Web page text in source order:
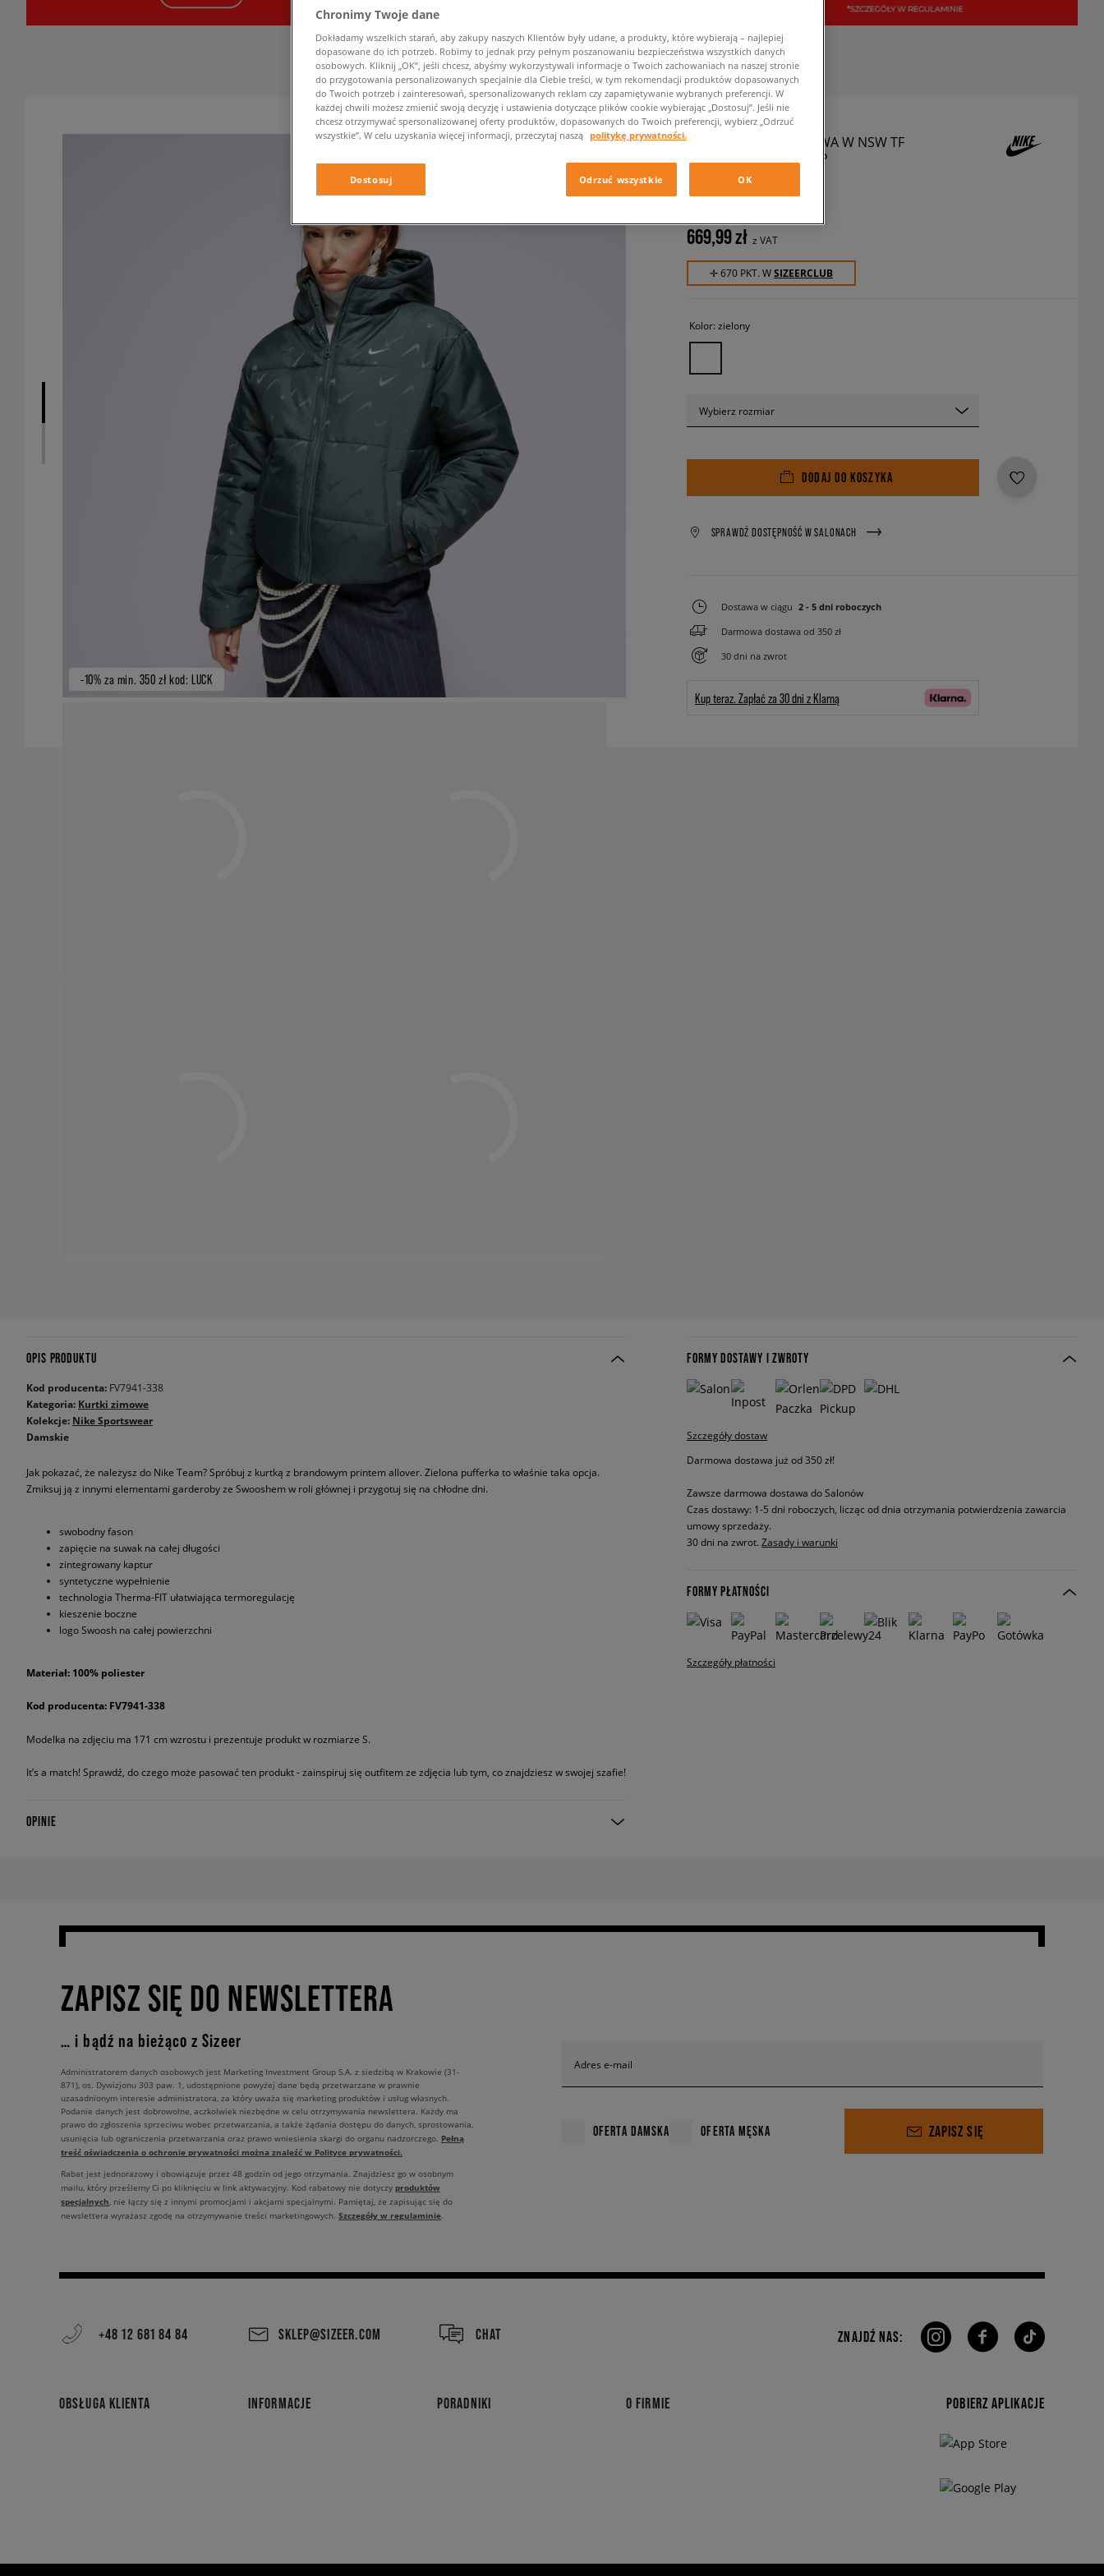
-10% za min. 350 zł kod: LUCK
NIKE KURTKA PUCHOWA W NSW TF
SNFL NK CLSC PFR AOP
damskie, kurtki zimowe
669,99 zł z VAT
✛ 670 PKT. WSIZEERCLUB
Kolor: zielony
Wybierz rozmiar
DODAJ DO KOSZYKA
SPRAWDŹ DOSTĘPNOŚĆ W SALONACH
Dostawa w ciągu 2 - 5 dni roboczych
Darmowa dostawa od 350 zł
30 dni na zwrot
Kup teraz. Zapłać za 30 dni z Klarną
OPIS PRODUKTU
Kod producenta: FV7941-338
Kategoria: Kurtki zimowe
Kolekcje: Nike Sportswear
Damskie
Jak pokazać, że należysz do Nike Team? Spróbuj z kurtką z brandowym printem allover. Zielona pufferka to właśnie taka opcja.
Zmiksuj ją z innymi elementami garderoby ze Swooshem w roli głównej i przygotuj się na chłodne dni.
swobodny fason
zapięcie na suwak na całej długości
zintegrowany kaptur
syntetyczne wypełnienie
technologia Therma-FIT ułatwiająca termoregulację
kieszenie boczne
logo Swoosh na całej powierzchni
Materiał: 100% poliester
Kod producenta: FV7941-338
Modelka na zdjęciu ma 171 cm wzrostu i prezentuje produkt w rozmiarze S.
It’s a match! Sprawdź, do czego może pasować ten produkt - zainspiruj się outfitem ze zdjęcia lub tym, co znajdziesz w swojej szafie!
OPINIE
FORMY DOSTAWY I ZWROTY
Szczegóły dostaw
Darmowa dostawa już od 350 zł!
Zawsze darmowa dostawa do Salonów
Czas dostawy: 1-5 dni roboczych, licząc od dnia otrzymania potwierdzenia zawarcia
umowy sprzedaży.
30 dni na zwrot. Zasady i warunki
FORMY PŁATNOŚCI
Szczegóły płatności
ZAPISZ SIĘ DO NEWSLETTERA
… i bądź na bieżąco z Sizeer
Adres e-mail
OFERTA DAMSKA OFERTA MĘSKA ZAPISZ SIĘ
Administratorem danych osobowych jest Marketing Investment Group S.A. z siedzibą w Krakowie (31-
871), os. Dywizjonu 303 paw. 1, udostępnione powyżej dane będą przetwarzane w prawnie
uzasadnionym interesie administratora, za który uważa się marketing produktów i usług własnych.
Podanie danych jest dobrowolne, aczkolwiek niezbędne w celu otrzymywania newslettera. Każdy ma
prawo do zgłoszenia sprzeciwu wobec przetwarzania, a także żądania dostępu do danych, sprostowania,
usunięcia lub ograniczenia przetwarzania oraz prawo wniesienia skargi do organu nadzorczego. Pełną
treść oświadczenia o ochronie prywatności można znaleźć w Polityce prywatności.
Rabat jest jednorazowy i obowiązuje przez 48 godzin od jego otrzymania. Znajdziesz go w osobnym
mailu, który prześlemy Ci po kliknięciu w link aktywacyjny. Kod rabatowy nie dotyczy produktów
specjalnych, nie łączy się z innymi promocjami i akcjami specjalnymi. Pamiętaj, że zapisując się do
newslettera wyrażasz zgodę na otrzymywanie treści marketingowych. Szczegóły w regulaminie.
+48 12 681 84 84 SKLEP@SIZEER.COM CHAT
OBSŁUGA KLIENTA INFORMACJE PORADNIKI O FIRMIE
ZNAJDŹ NAS:
POBIERZ APLIKACJE
Chronimy Twoje dane
Dokładamy wszelkich starań, aby zakupy naszych Klientów były udane, a produkty, które wybierają – najlepiej
dopasowane do ich potrzeb. Robimy to jednak przy pełnym poszanowaniu bezpieczeństwa wszystkich danych
osobowych. Kliknij „OK”, jeśli chcesz, abyśmy wykorzystywali informacje o Twoich zachowaniach na naszej stronie
do przygotowania personalizowanych specjalnie dla Ciebie treści, w tym rekomendacji produktów dopasowanych
do Twoich potrzeb i zainteresowań, spersonalizowanych reklam czy zapamiętywanie wybranych preferencji. W
każdej chwili możesz zmienić swoją decyzję i ustawienia dotyczące plików cookie wybierając „Dostosuj”. Jeśli nie
chcesz otrzymywać spersonalizowanej oferty produktów, dopasowanych do Twoich preferencji, wybierz „Odrzuć
wszystkie”. W celu uzyskania więcej informacji, przeczytaj naszą politykę prywatności.
Dostosuj Odrzuć wszystkie OK